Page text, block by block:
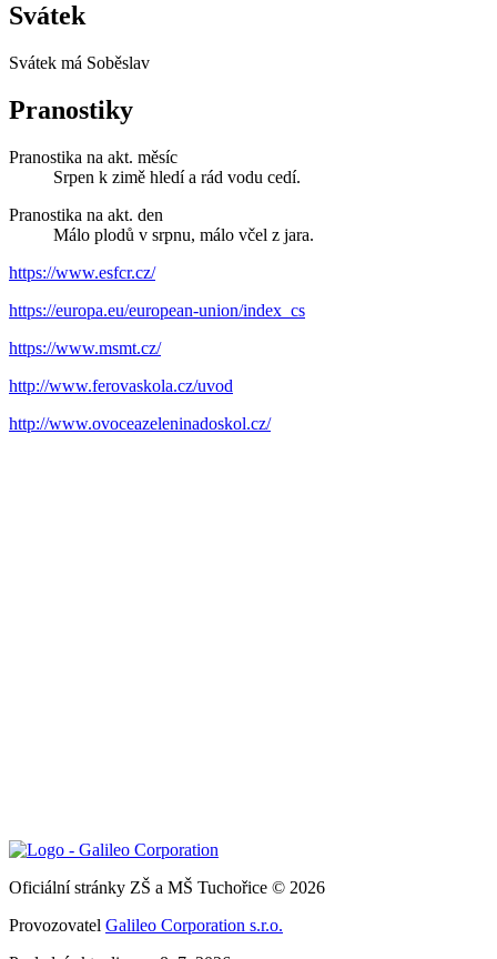
Svátek
Svátek má Soběslav
Pranostiky
Pranostika na akt. měsíc
Srpen k zimě hledí a rád vodu cedí.
Pranostika na akt. den
Málo plodů v srpnu, málo včel z jara.
https://www.esfcr.cz/
https://europa.eu/european-union/index_cs
https://www.msmt.cz/
http://www.ferovaskola.cz/uvod
http://www.ovoceazeleninadoskol.cz/
Oficiální stránky ZŠ a MŠ Tuchořice © 2026
Provozovatel Galileo Corporation s.r.o.